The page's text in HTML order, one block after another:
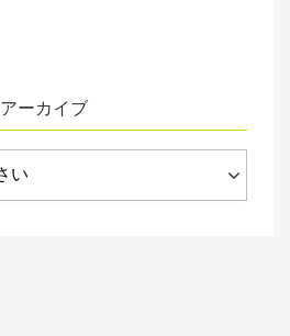
アーカイブ